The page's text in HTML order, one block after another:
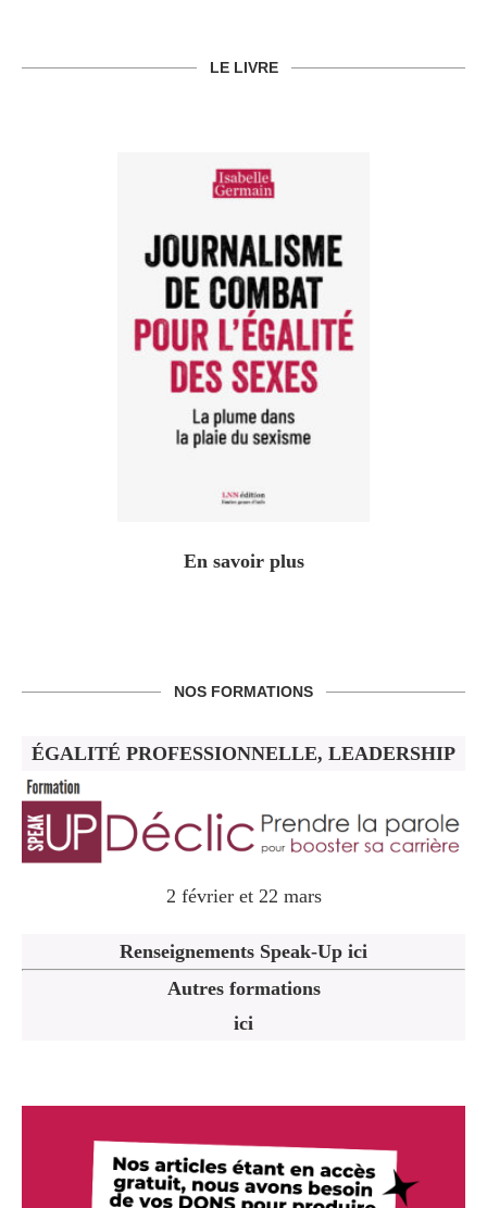
LE LIVRE
En savoir plus
NOS FORMATIONS
ÉGALITÉ PROFESSIONNELLE, LEADERSHIP
2 février et 22 mars
Renseignements Speak-Up ici
Autres formations
ici